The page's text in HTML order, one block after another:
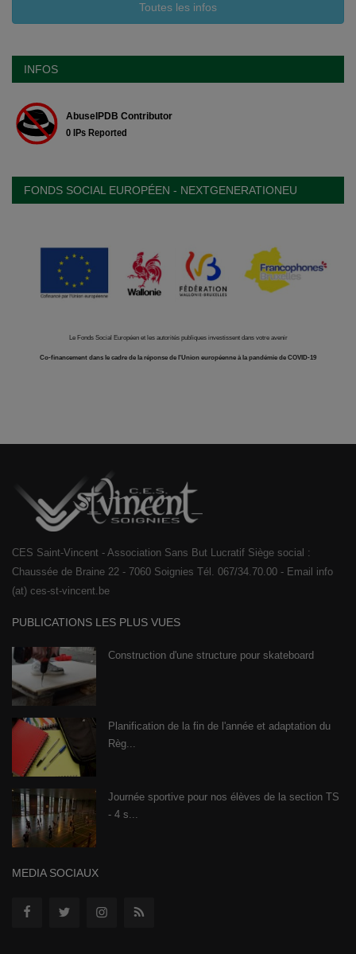
Toutes les infos
INFOS
FONDS SOCIAL EUROPÉEN - NEXTGENERATIONEU
Le Fonds Social Européen et les autorités publiques investissent dans votre avenir
Co-financement dans le cadre de la réponse de l'Union européenne à la pandémie de COVID-19
CES Saint-Vincent - Association Sans But Lucratif Siège social :
Chaussée de Braine 22 - 7060 Soignies Tél. 067/34.70.00 - Email info
(at) ces-st-vincent.be
PUBLICATIONS LES PLUS VUES
Construction d'une structure pour skateboard
Planification de la fin de l'année et adaptation du
Règ...
Journée sportive pour nos élèves de la section TS
- 4 s...
MEDIA SOCIAUX